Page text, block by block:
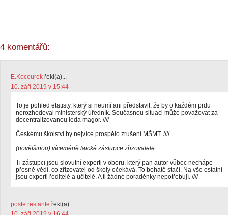
4 komentářů:
E.Kocourek řekl(a)...
10. září 2019 v 15:44
To je pohled etatisty, který si neumí ani představit, že by o každém prdu
nerozhodoval ministerský úředník. Současnou situaci může považovat za
decentralizovanou leda magor. ////
Českému školství by nejvíce prospělo zrušení MŠMT. ////
(povětšinou) víceméně laické zástupce zřizovatele
Ti zástupci jsou slovutní experti v oboru, který pan autor vůbec nechápe -
přesně vědí, co zřizovatel od školy očekává. To bohatě stačí. Na vše ostatní
jsou experti ředitelé a učitelé. A ti žádné poraděnky nepotřebují. ////
poste.restante řekl(a)...